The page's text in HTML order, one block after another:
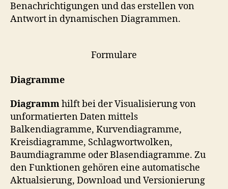
Benachrichtigungen und das erstellen von
Antwort in dynamischen Diagrammen.
Formulare
Diagramme
Diagrammhilft bei der Visualisierung von
unformatierten Daten mittels
Balkendiagramme, Kurvendiagramme,
Kreisdiagramme, Schlagwortwolken,
Baumdiagramme oder Blasendiagramme. Zu
den Funktionen gehören eine automatische
Aktualsierung, Download und Versionierung